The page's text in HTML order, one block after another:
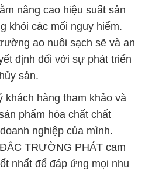
nâng cao hiệu suất sản
khỏi các mối nguy hiểm.
ao nuôi sạch sẽ và an
định đối với sự phát triển
sản.
hàng tham khảo và
phẩm hóa chất chất
nghiệp của mình.
TRƯỜNG PHÁT cam
nhất để đáp ứng mọi nhu